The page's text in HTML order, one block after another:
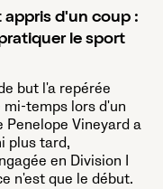
appris d'un coup :
le sport
but l'a repérée
mi-temps lors d'un
Penelope Vineyard a
plus tard,
en Division I
n'est que le début.